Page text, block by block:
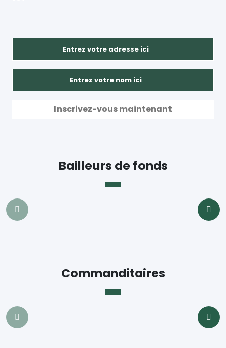
Bailleurs de fonds
Commanditaires